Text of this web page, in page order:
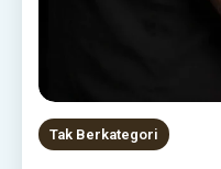
Tak Berkategori